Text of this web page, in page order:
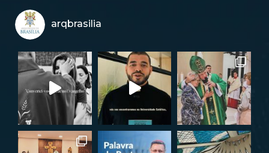
arqbrasilia